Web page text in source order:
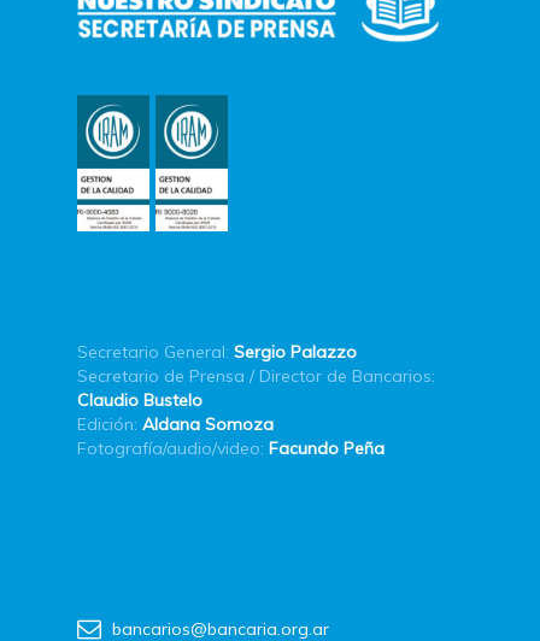
Secretario General: Sergio Palazzo
Secretario de Prensa / Director de Bancarios:
Claudio Bustelo
Edición: Aldana Somoza
Fotografía/audio/video: Facundo Peña
bancarios@bancaria.org.ar